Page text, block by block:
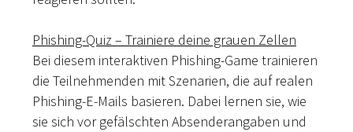
Phishing-Quiz – Trainiere deine grauen Zellen
Bei diesem interaktiven Phishing-Game trainieren
die Teilnehmenden mit Szenarien, die auf realen
Phishing-E-Mails basieren. Dabei lernen sie, wie
sie sich vor gefälschten Absenderangaben und